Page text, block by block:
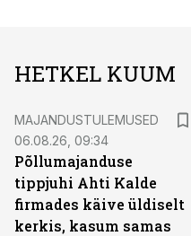
HETKEL KUUM
MAJANDUSTULEMUSED
06.08.26, 09:34
Põllumajanduse
tippjuhi Ahti Kalde
firmades käive üldiselt
kerkis, kasum samas